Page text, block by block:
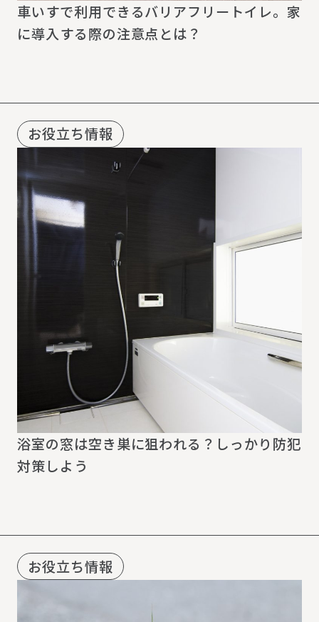
車いすで利用できるバリアフリートイレ。家
に導入する際の注意点とは？
お役立ち情報
浴室の窓は空き巣に狙われる？しっかり防犯
対策しよう
お役立ち情報